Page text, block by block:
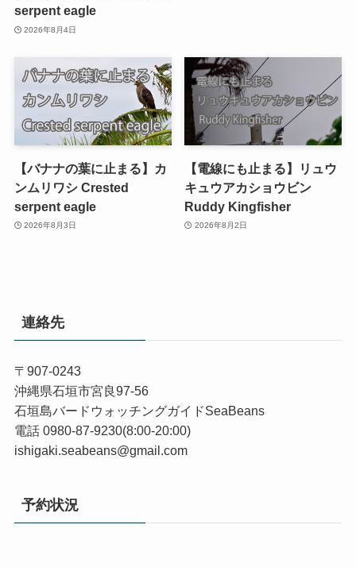
serpent eagle
2026年8月4日
【バナナの葉に止まる】カ
ンムリワシ Crested
serpent eagle
2026年8月3日
【電線にも止まる】リュウ
キュウアカショウビン
Ruddy Kingfisher
2026年8月2日
連絡先
〒907-0243
沖縄県石垣市宮良97-56
石垣島バードウォッチングガイドSeaBeans
電話 0980-87-9230(8:00-20:00)
ishigaki.seabeans@gmail.com
予約状況